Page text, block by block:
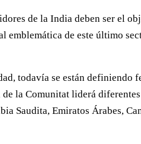
de la India deben ser el
emblemática de este último
todavía se están definiendo
la Comunitat liderá
Saudita, Emiratos Árabes,